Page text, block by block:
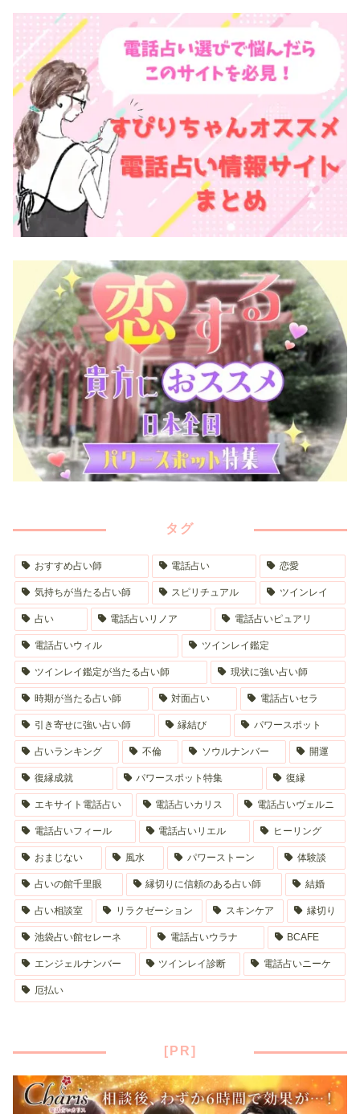
タグ
おすすめ占い師 電話占い 恋愛
気持ちが当たる占い師 スピリチュアル ツインレイ
占い 電話占いリノア 電話占いピュアリ
電話占いウィル ツインレイ鑑定
ツインレイ鑑定が当たる占い師 現状に強い占い師
時期が当たる占い師 対面占い 電話占いセラ
引き寄せに強い占い師 縁結び パワースポット
占いランキング 不倫 ソウルナンバー 開運
復縁成就 パワースポット特集 復縁
エキサイト電話占い 電話占いカリス 電話占いヴェルニ
電話占いフィール 電話占いリエル ヒーリング
おまじない 風水 パワーストーン 体験談
占いの館千里眼 縁切りに信頼のある占い師 結婚
占い相談室 リラクゼーション スキンケア 縁切り
池袋占い館セレーネ 電話占いウラナ BCAFE
エンジェルナンバー ツインレイ診断 電話占いニーケ
厄払い
[PR]